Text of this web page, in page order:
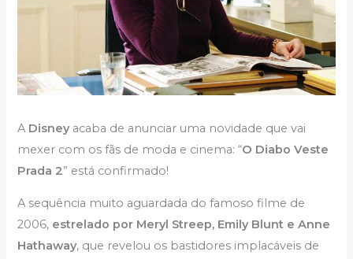
A Disney acaba de anunciar uma novidade que vai
mexer com os fãs de moda e cinema: “O Diabo Veste
Prada 2” está confirmado!
A sequência muito aguardada do famoso filme de
2006, estrelado por Meryl Streep, Emily Blunt e Anne
Hathaway, que revelou os bastidores implacáveis de